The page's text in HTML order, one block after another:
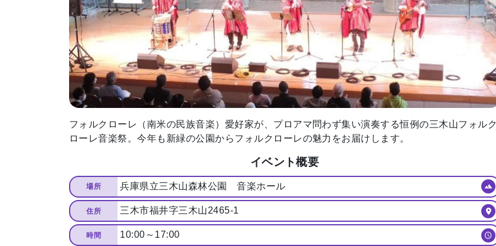
トップページ
Top page
特集
Featured
イベント
Events
Local products Travel
フォルクローレ（南米の民族音楽）愛好家が、プロアマ問わず集い演奏する恒例の三木山フォルク
ローレ音楽祭。今年も新緑の公園からフォルクローレの魅力をお届けします。
イベント概要
場所 兵庫県立三木山森林公園 音楽ホール
住所 三木市福井字三木山2465-1
時間 10:00～17:00